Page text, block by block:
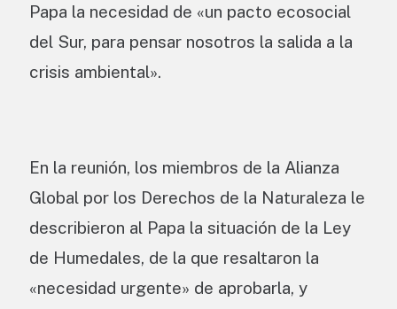
Papa la necesidad de «un pacto ecosocial
del Sur, para pensar nosotros la salida a la
crisis ambiental».
En la reunión, los miembros de la Alianza
Global por los Derechos de la Naturaleza le
describieron al Papa la situación de la Ley
de Humedales, de la que resaltaron la
«necesidad urgente» de aprobarla, y